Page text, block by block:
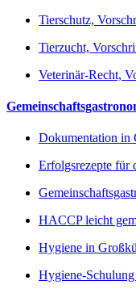
Tierschutz,
Tierzucht,
Veterinär-Recht,
Dokumentation in
Erfolgsrezepte für
HACCP leicht
Hygiene in
Hygiene-